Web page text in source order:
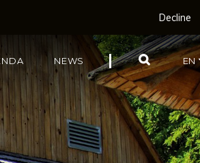
Decline
NEWS SEARCHEN